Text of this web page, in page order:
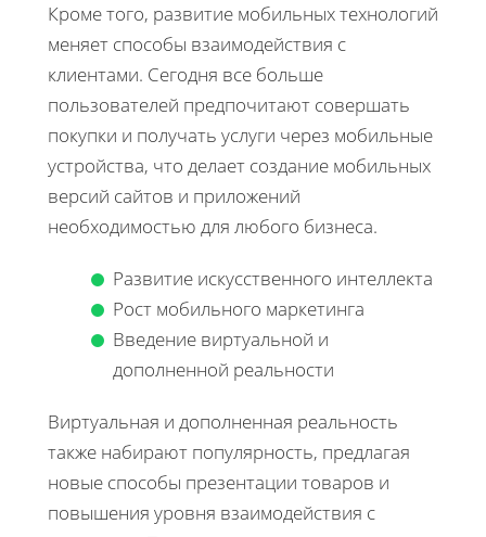
Кроме того, развитие мобильных технологий
меняет способы взаимодействия с
клиентами. Сегодня все больше
пользователей предпочитают совершать
покупки и получать услуги через мобильные
устройства, что делает создание мобильных
версий сайтов и приложений
необходимостью для любого бизнеса.
Развитие искусственного интеллекта
Рост мобильного маркетинга
Введение виртуальной и
дополненной реальности
Виртуальная и дополненная реальность
также набирают популярность, предлагая
новые способы презентации товаров и
повышения уровня взаимодействия с